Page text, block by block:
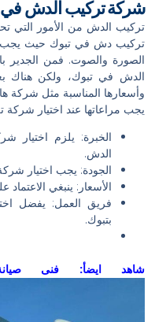
شركة تركيب الدش في
تركيب الدش من الأمور التي
تركيب دش في تبوك حيث يجب
الصورة والصوت. فمن الجدير
الدش في تبوك، ولكن هناك
وأسعارها المناسبة مثل
يجب مراعاتها عند اختيار
الخبرة: يلزم اختيار
الدش.
الجودة: يجب اختيار
الأسعار: ينبغي
فريق العمل: يفضل
بتبوك.
شاهد ايضأ: فنى